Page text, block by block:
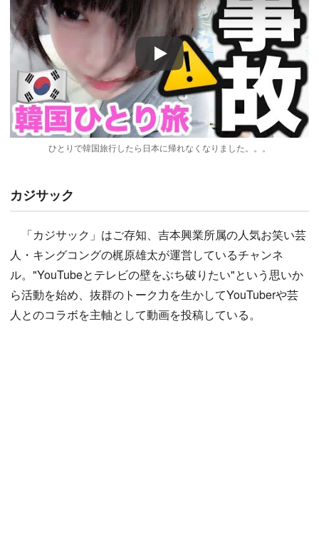
Play
ひとりで韓国旅行したら日本に帰れなくなりました。。。
カジサック
「カジサック」はご存知、吉本興業所属の人気お笑い芸
人・キングコングの梶原雄太が運営しているチャンネ
ル。"YouTubeとテレビの壁をぶち破りたい"という思いか
ら活動を始め、抜群のトーク力を生かしてYouTuberや芸
人とのコラボを主軸として動画を投稿している。